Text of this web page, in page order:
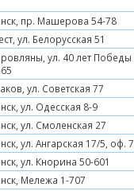
пр. Машерова 54-78
ул. Белорусская 51
ул. 40 лет Победы
ул. Советская 77
ул. Одесская 8-9
ул. Смоленская 27
ул. Ангарская 17/5, оф. 7
ул. Кнорина 50-601
Мележа 1-707